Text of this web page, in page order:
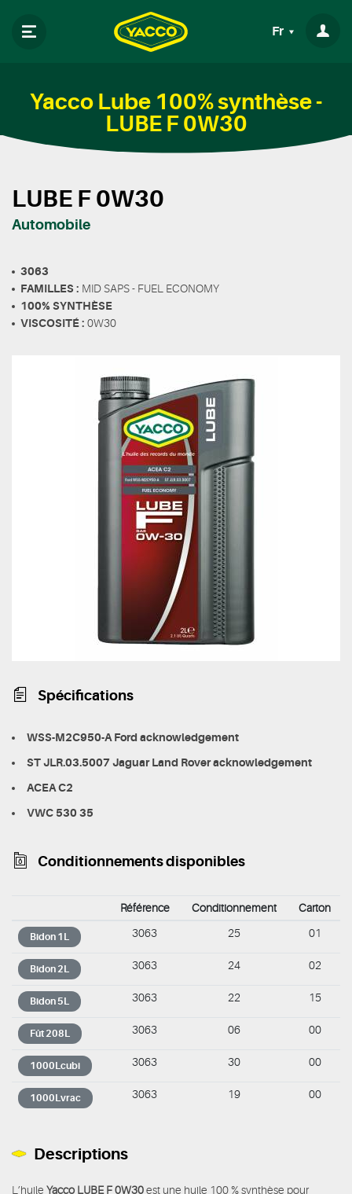
Fr
Yacco Lube 100% synthèse -
LUBE F 0W30
LUBE F 0W30
Automobile
3063
FAMILLES : MID SAPS - FUEL ECONOMY
100% SYNTHÈSE
VISCOSITÉ : 0W30
Spécifications
WSS-M2C950-A Ford acknowledgement
ST JLR.03.5007 Jaguar Land Rover acknowledgement
ACEA C2
VWC 530 35
Conditionnements disponibles
Référence Conditionnement Carton
Bidon 1L 3063 25 01
Bidon 2L 3063 24 02
Bidon 5L 3063 22 15
Fût 208L 3063 06 00
1000Lcubi 3063 30 00
1000Lvrac 3063 19 00
Descriptions
L’huile Yacco LUBE F 0W30est une huile 100 % synthèse pour